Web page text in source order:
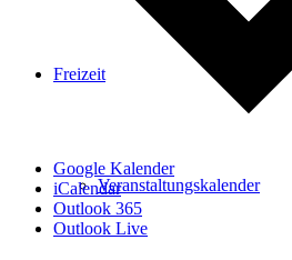
Freizeit
Veranstaltungskalender
Google Kalender
iCalendar
Outlook 365
Outlook Live